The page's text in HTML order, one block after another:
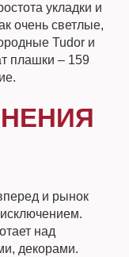
укладки и
очень светлые,
Tudor и
плашки – 159
и рынок
над
декорами.